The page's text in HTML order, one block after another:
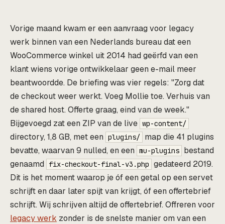
Vorige maand kwam er een aanvraag voor legacy
werk binnen van een Nederlands bureau dat een
WooCommerce winkel uit 2014 had geërfd van een
klant wiens vorige ontwikkelaar geen e-mail meer
beantwoordde. De briefing was vier regels: "Zorg dat
de checkout weer werkt. Voeg Mollie toe. Verhuis van
de shared host. Offerte graag, eind van de week."
Bijgevoegd zat een ZIP van de live wp-content/
directory, 1,8 GB, met een plugins/ map die 41 plugins
bevatte, waarvan 9 nulled, en een mu-plugins bestand
genaamd
fix-checkout-final-v3.php gedateerd 2019.
Dit is het moment waarop je óf een getal op een servet
schrijft en daar later spijt van krijgt, óf een offertebrief
schrijft. Wij schrijven altijd de offertebrief. Offreren voor
legacy werk zonder is de snelste manier om van een